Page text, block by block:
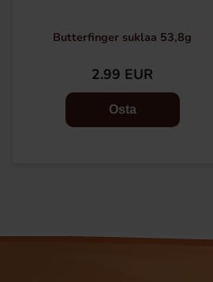
Butterfinger suklaa 53,8g
2.99 EUR
Osta